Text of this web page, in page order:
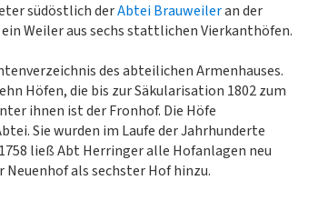
südöstlich derAbtei Brauweileran der
Weiler aus sechs stattlichen Vierkanthöfen.
des abteilichen Armenhauses.
Höfen, die bis zur Säkularisation 1802 zum
ihnen ist der Fronhof. Die Höfe
Sie wurden im Laufe der Jahrhunderte
ließ Abt Herringer alle Hofanlagen neu
Neuenhof als sechster Hof hinzu.